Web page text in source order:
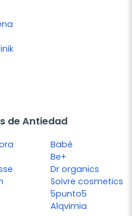
de Antiedad
Babé
Be+
Dr organics
Soivre cosmetics
5punto5
Alqvimia